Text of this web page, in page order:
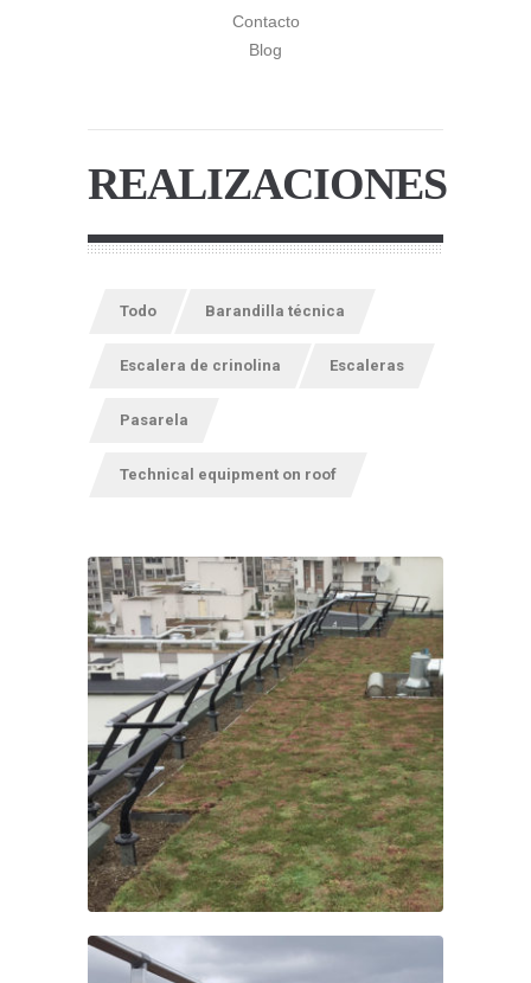
Contacto
Blog
REALIZACIONES
Todo Barandilla técnica
Escalera de crinolina Escaleras
Pasarela
Technical equipment on roof